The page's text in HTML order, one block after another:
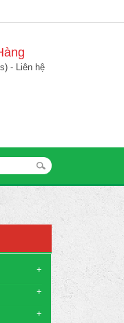
- Liên hệ
+
+
+